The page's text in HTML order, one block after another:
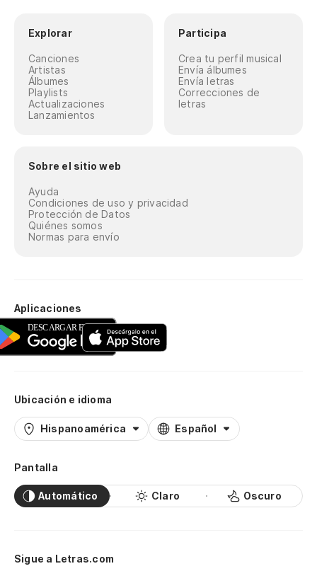
Explorar
Canciones
Artistas
Álbumes
Playlists
Actualizaciones
Lanzamientos
Participa
Crea tu perfil musical
Envía álbumes
Envía letras
Correcciones de
letras
Sobre el sitio web
Ayuda
Condiciones de uso y privacidad
Protección de Datos
Quiénes somos
Normas para envío
Aplicaciones
Ubicación e idioma
Hispanoamérica Español
Pantalla
Automático Claro Oscuro
Sigue a Letras.com